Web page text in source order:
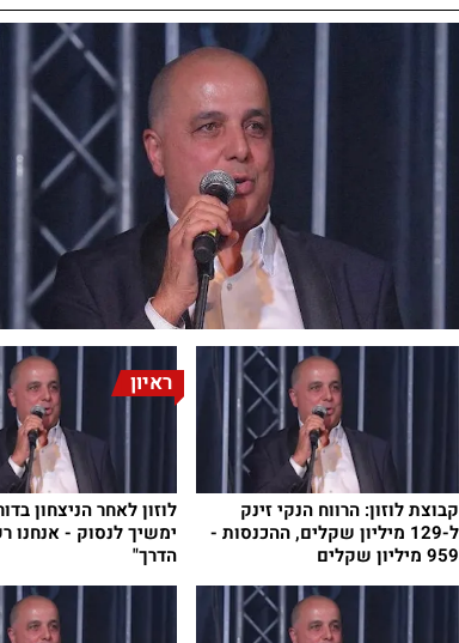
קבוצת לוזון: הרווח הנקי זינק
ל-129 מיליון שקלים, ההכנסות -
959 מיליון שקלים
ראיון
לוזון לאחר הניצחון
ימשיך לנסוק - אנחנו
הדרך"